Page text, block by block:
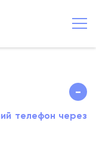
-
телефон через